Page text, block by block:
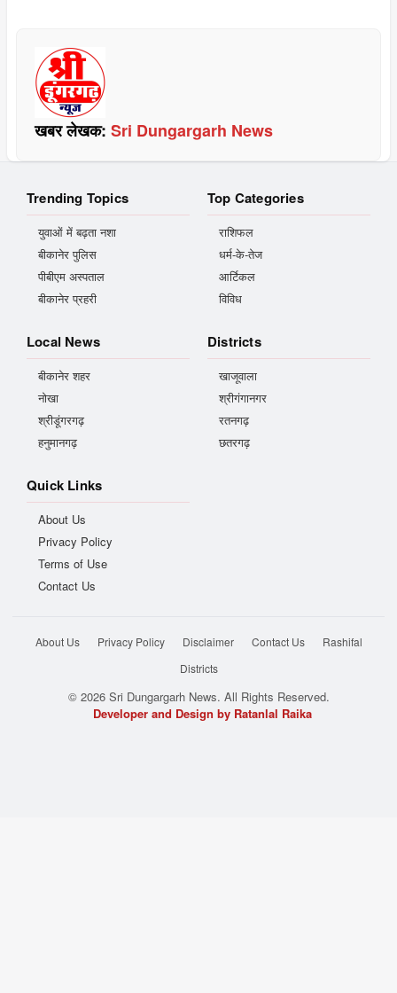
खबर लेखक: Sri Dungargarh News
Trending Topics
युवाओं में बढ़ता नशा
बीकानेर पुलिस
पीबीएम अस्पताल
बीकानेर प्रहरी
Top Categories
राशिफल
धर्म-के-तेज
आर्टिकल
विविध
Local News
बीकानेर शहर
नोखा
श्रीडूंगरगढ़
हनुमानगढ़
Districts
खाजूवाला
श्रीगंगानगर
रतनगढ़
छतरगढ़
Quick Links
About Us
Privacy Policy
Terms of Use
Contact Us
About Us Privacy Policy Disclaimer Contact Us
Rashifal
Districts
© 2026 Sri Dungargarh News. All Rights Reserved.
Developer and Design by Ratanlal Raika